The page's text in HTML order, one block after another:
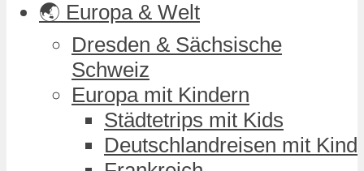
🌏 Europa & Welt
Dresden & Sächsische
Schweiz
Europa mit Kindern
Städtetrips mit Kids
Deutschlandreisen mit Kind